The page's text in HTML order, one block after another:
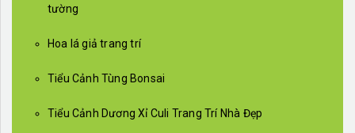
tường
Hoa lá giả trang trí
Tiểu Cảnh Tùng Bonsai
Tiểu Cảnh Dương Xỉ Culi Trang Trí Nhà Đẹp